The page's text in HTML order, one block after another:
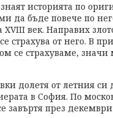
историята по
да бъде повече по
век. Направих
страхува от него. В
се страхуваме,
долетя от летния си
в София. По
завъртя през декември